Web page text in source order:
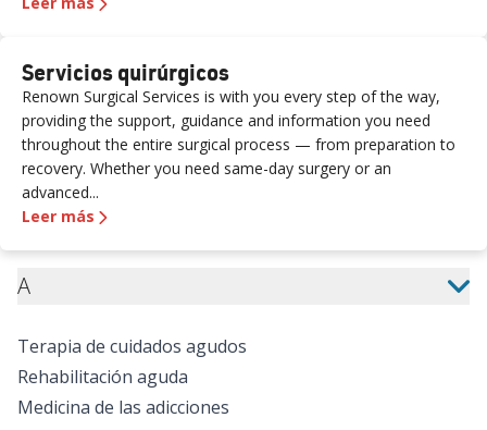
Servicios quirúrgicos
Renown Surgical Services is with you every step of the way,
providing the support, guidance and information you need
throughout the entire surgical process — from preparation to
recovery. Whether you need same-day surgery or an
advanced...
Leer más
A
Terapia de cuidados agudos
Rehabilitación aguda
Medicina de las adicciones